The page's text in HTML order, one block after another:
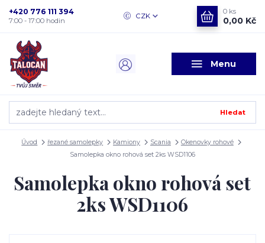
Menu
CZK
Hledat
+420 776 111 394
7:00 - 17:00 hodin
0 ks
0,00 Kč
Úvod řezané samolepky Kamiony Scania
Okenovky rohové
Samolepka okno rohová set 2ks WSD1106
Samolepka okno rohová set
2ks WSD1106